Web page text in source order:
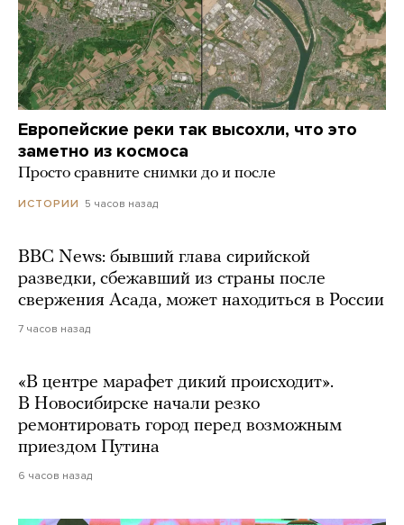
Европейские реки так высохли, что это
заметно из космоса
Просто сравните снимки до и после
ИСТОРИИ 5 часов назад
BBC News: бывший глава сирийской
разведки, сбежавший из страны после
свержения Асада, может находиться в России
7 часов назад
«В центре марафет дикий происходит».
В Новосибирске начали резко
ремонтировать город перед возможным
приездом Путина
6 часов назад